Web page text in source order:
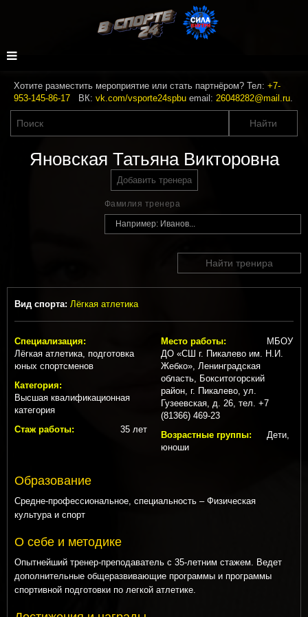
Хотите разместить мероприятие или стать партнёром? Тел: +7-
953-145-86-17 ВК: vk.com/vsporte24spbu email: 26048282@mail.ru.
Яновская Татьяна Викторовна
Добавить тренера
Фамилия тренера
Найти тренира
Вид спорта: Лёгкая атлетика
Специализация:
Лёгкая атлетика, подготовка
юных спортсменов
Категория:
Высшая квалификационная
категория
Стаж работы:
35 лет
Место работы:
МБОУ
ДО «СШ г. Пикалево им. Н.И.
Жебко», Ленинградская
область, Бокситогорский
район, г. Пикалево, ул.
Гузеевская, д. 26, тел. +7
(81366) 469-23
Возрастные группы:
Дети,
юноши
Образование
Средне-профессиональное, специальность – Физическая
культура и спорт
О себе и методике
Опытнейший тренер-преподаватель с 35-летним стажем. Ведет
дополнительные общеразвивающие программы и программы
спортивной подготовки по легкой атлетике.